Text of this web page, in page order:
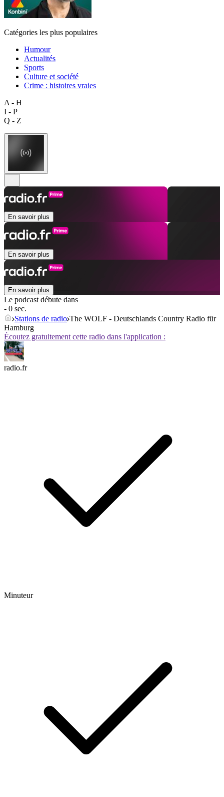
Catégories les plus populaires
Humour
Actualités
Sports
Culture et société
Crime : histoires vraies
A - H
I - P
Q - Z
En savoir plus
En savoir plus
En savoir plus
Le podcast débute dans
- 0 sec.
Stations de radio The WOLF - Deutschlands Country Radio für
Hamburg
Écoutez gratuitement cette radio dans l'application :
radio.fr
Minuteur